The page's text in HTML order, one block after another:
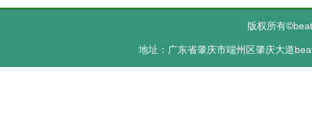
版权所有
地址：广东省肇庆市端州区肇庆大道